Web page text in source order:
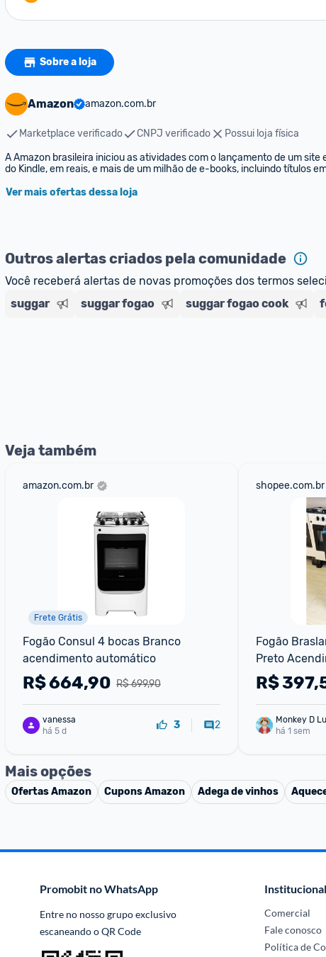
Sobre a loja
Amazon amazon.com.br
Marketplace verificado CNPJ verificado
Possui loja física
A Amazon brasileira iniciou as atividades com o lançamento de um
do Kindle, em reais, e mais de um milhão de e-books, incluindo títulos
Ver mais ofertas dessa loja
Outros alertas criados pela comunidade
Você receberá alertas de novas promoções dos termos
suggar
suggar fogao suggar fogao cook
Veja também
amazon.com.br
Frete Grátis
Fogão Consul 4 bocas Branco
acendimento automático
R$ 699,90
R$664,90
vanessa
há 5 d
3 2
shopee.com.br
Fogão
Preto
R$
Monkey D
há 1 sem
Mais opções
OfertasAmazon CuponsAmazon Adega de vinhos
Promobit no WhatsApp
Entre no nosso grupo exclusivo
escaneando o QR Code
Institucional
Comercial
Fale conosco
Política de